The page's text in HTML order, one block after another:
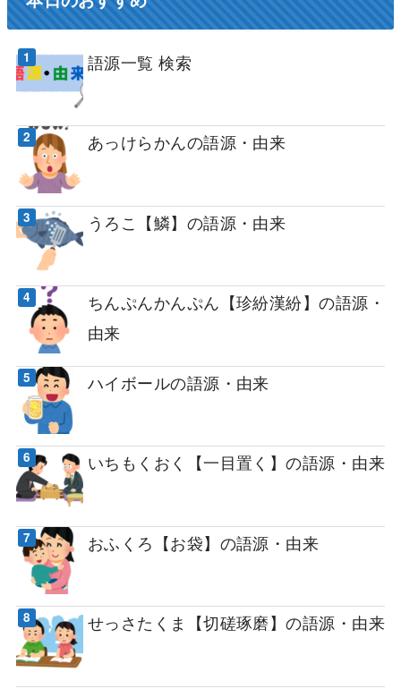
語源一覧 検索
あっけらかんの語源・由来
うろこ【鱗】の語源・由来
ちんぷんかんぷん【珍紛漢紛】の語源・
由来
ハイボールの語源・由来
いちもくおく【一目置く】の語源・由来
おふくろ【お袋】の語源・由来
せっさたくま【切磋琢磨】の語源・由来